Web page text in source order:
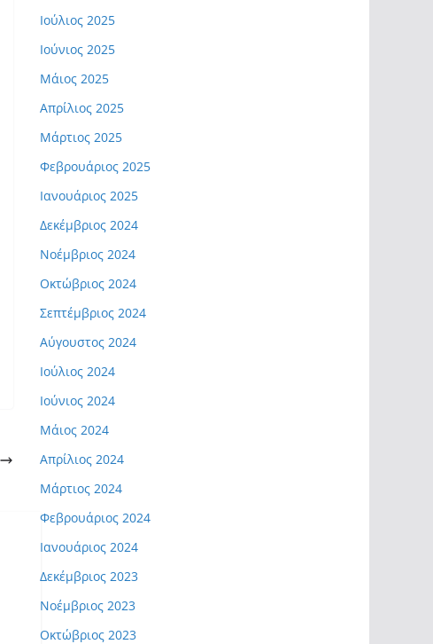
Ιούλιος 2025
Ιούνιος 2025
Μάιος 2025
Απρίλιος 2025
Μάρτιος 2025
Φεβρουάριος 2025
Ιανουάριος 2025
Δεκέμβριος 2024
Νοέμβριος 2024
Οκτώβριος 2024
Σεπτέμβριος 2024
Αύγουστος 2024
Ιούλιος 2024
Ιούνιος 2024
Μάιος 2024
Απρίλιος 2024
Μάρτιος 2024
Φεβρουάριος 2024
Ιανουάριος 2024
Δεκέμβριος 2023
Νοέμβριος 2023
Οκτώβριος 2023